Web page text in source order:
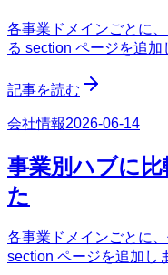
各事業ドメインごとに
る section ページを追加
記事を読む
会社情報2026-06-14
事業別ハブに
た
各事業ドメインごとに
section ページを追加し